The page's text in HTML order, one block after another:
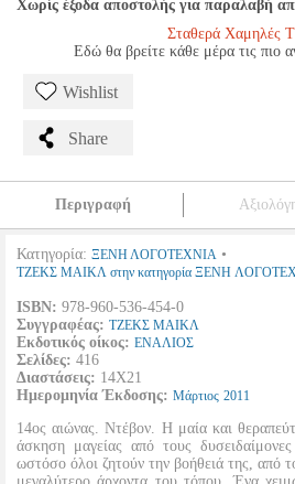
Χωρίς έξοδα αποστολής για παραλαβή
Σταθερά Χαμηλές
Εδώ θα βρείτε κάθε μέρα τις πιο
Wishlist
Share
Περιγραφή
Κατηγορία: ΞΕΝΗ ΛΟΓΟΤΕΧΝΙΑ •
ΤΖΕΚΣ ΜΑΙΚΛ στην κατηγορία ΞΕΝΗ
ISBN: 978-960-536-454-0
Συγγραφέας: ΤΖΕΚΣ ΜΑΙΚΛ
Εκδοτικός οίκος: ΕΝΑΛΙΟΣ
Σελίδες: 416
Διαστάσεις: 14Χ21
Ημερομηνία Έκδοσης: Μάρτιος 2011
14ος αιώνας. Ντέβον. Η μαία και
άσκηση μαγείας από τους
ωστόσο όλοι ζητούν την βοήθειά της, από